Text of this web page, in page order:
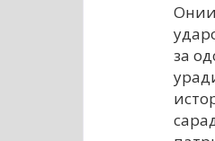
за